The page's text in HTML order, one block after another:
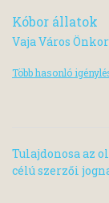
Kóbor állatok
Vaja Város
Több hasonló
Tulajdonosa az
célú szerzői